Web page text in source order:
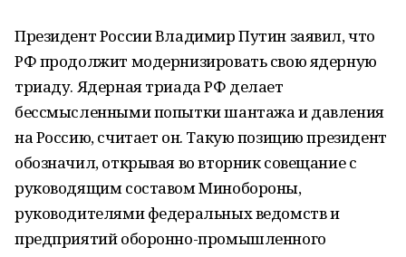
Президент России Владимир Путин заявил, что
РФ продолжит модернизировать свою ядерную
триаду. Ядерная триада РФ делает
бессмысленными попытки шантажа и давления
на Россию, считает он. Такую позицию президент
обозначил, открывая во вторник совещание с
руководящим составом Минобороны,
руководителями федеральных ведомств и
предприятий оборонно-промышленного